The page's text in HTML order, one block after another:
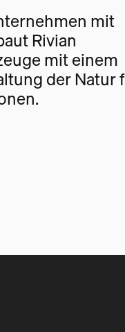
mit
Rivian
mit einem
der Natur